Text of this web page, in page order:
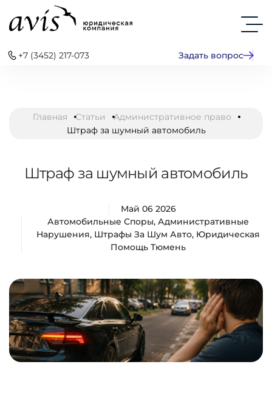
+7 (3452) 217-073 Задать вопрос
Главная Статьи
Административное право
Штраф за шумный автомобиль
Штраф за шумный автомобиль
Май 06 2026
Автомобильные Споры, Административные
Нарушения, Штрафы За Шум Авто, Юридическая
Помощь Тюмень